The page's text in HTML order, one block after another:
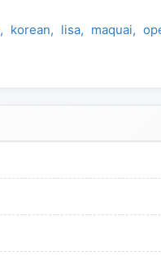
korean lisa maquai